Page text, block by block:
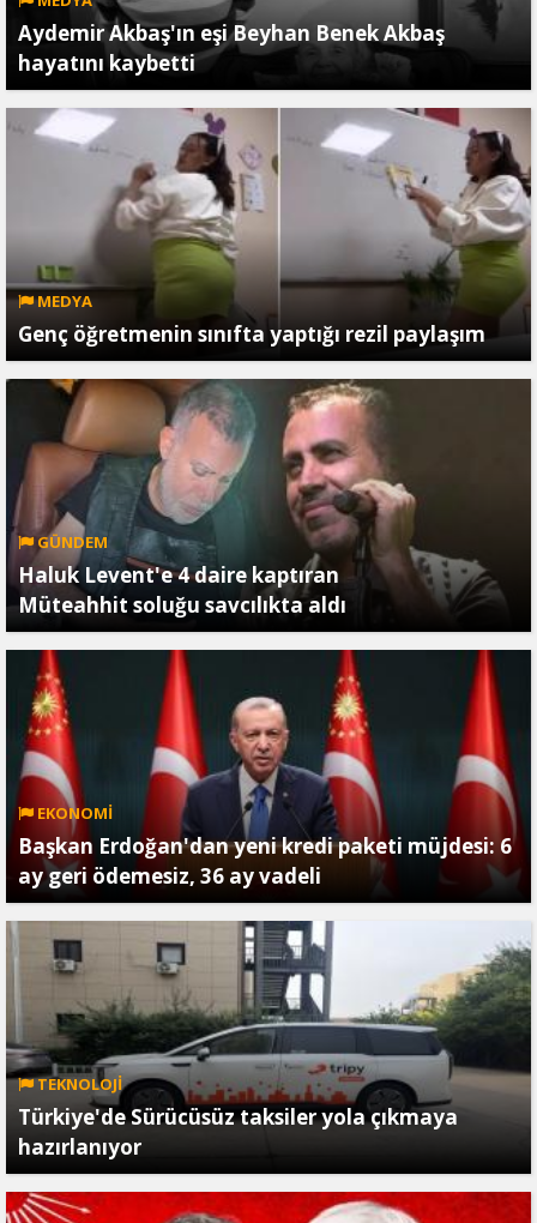
Aydemir Akbaş'ın eşi Beyhan Benek Akbaş
hayatını kaybetti
MEDYA
Genç öğretmenin sınıfta yaptığı rezil paylaşım
GÜNDEM
Haluk Levent'e 4 daire kaptıran
Müteahhit soluğu savcılıkta aldı
EKONOMİ
Başkan Erdoğan'dan yeni kredi paketi müjdesi: 6
ay geri ödemesiz, 36 ay vadeli
TEKNOLOJİ
Türkiye'de Sürücüsüz taksiler yola çıkmaya
hazırlanıyor